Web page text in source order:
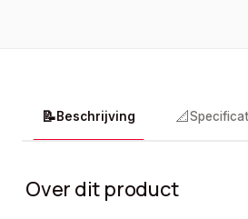
📝Beschrijving 📐
Over dit product